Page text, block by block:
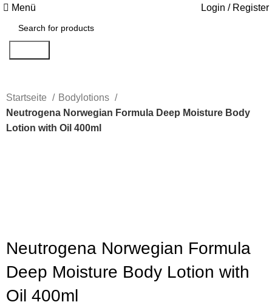
Menü Login / Register
Startseite
Bodylotions
Neutrogena Norwegian Formula Deep Moisture Body
Lotion with Oil 400ml
Neutrogena Norwegian Formula
Deep Moisture Body Lotion with
Oil 400ml